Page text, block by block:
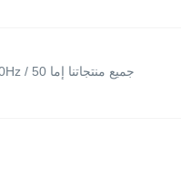
جميع منتجاتنا إما 50 / 60Hz أو 60Hz فقط. تظهر هذه المعلومات في صفحة تفاصيل المنتج في قسم "ورقة البيانات".